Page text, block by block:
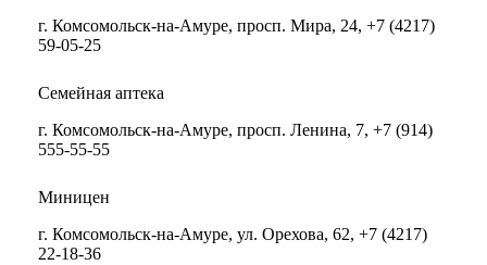
г. Комсомольск-на-Амуре, просп. Мира, 24, +7 (4217)
59-05-25
Семейная аптека
г. Комсомольск-на-Амуре, просп. Ленина, 7, +7 (914)
555-55-55
Миницен
г. Комсомольск-на-Амуре, ул. Орехова, 62, +7 (4217)
22-18-36